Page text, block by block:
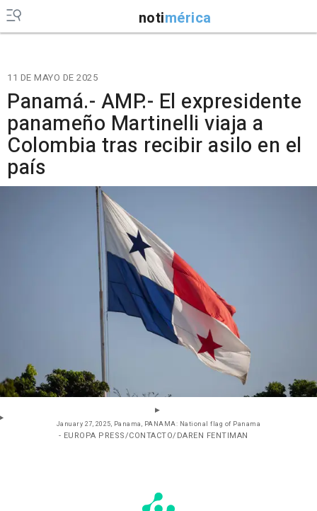
notimérica
11 DE MAYO DE 2025
Panamá.- AMP.- El expresidente
panameño Martinelli viaja a
Colombia tras recibir asilo en el
país
January 27, 2025, Panama, PANAMA: National flag of Panama
- EUROPA PRESS/CONTACTO/DAREN FENTIMAN